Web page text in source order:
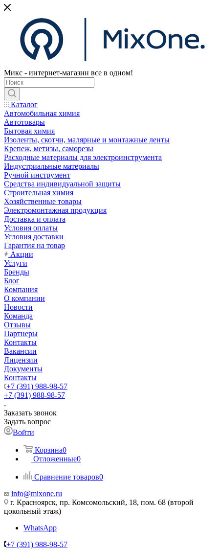
Микс - интернет-магазин все в одном!
Каталог
Автомобильная химия
Автотовары
Бытовая химия
Изоленты, скотчи, малярные и монтажные ленты
Крепеж, метизы, саморезы
Расходные материалы для электроинструмента
Индустриальные материалы
Ручной инструмент
Средства индивидуальной защиты
Строительная химия
Хозяйственные товары
Электромонтажная продукция
Доставка и оплата
Условия оплаты
Условия доставки
Гарантия на товар
Акции
Услуги
Бренды
Блог
Компания
О компании
Новости
Команда
Отзывы
Партнеры
Контакты
Вакансии
Лицензии
Документы
Контакты
+7 (391) 988-98-57
+7 (391) 988-98-57
Заказать звонок
Задать вопрос
Войти
Корзина0
Отложенные0
Сравнение товаров0
info@mixone.ru
г. Красноярск, пр. Комсомольский, 18, пом. 68 (второй
цокольный этаж)
WhatsApp
+7 (391) 988-98-57